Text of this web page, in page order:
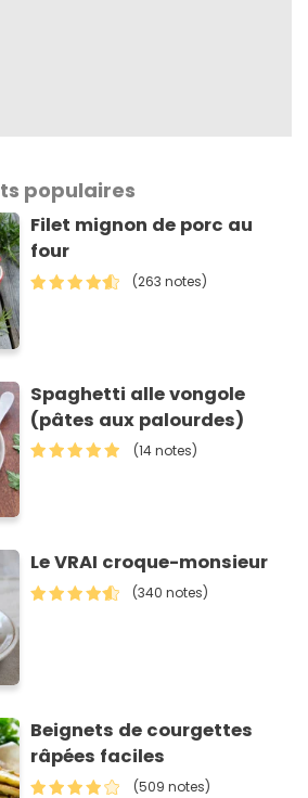
populaires
Filet mignon de porc au
four
(263 notes)
Spaghetti alle vongole
(pâtes aux palourdes)
(14 notes)
Le VRAI croque-monsieur
(340 notes)
Beignets de courgettes
râpées faciles
(509 notes)